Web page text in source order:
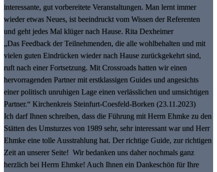
interessante, gut vorbereitete Veranstaltungen. Man lernt immer
wieder etwas Neues, ist beeindruckt vom Wissen der Referenten
und geht jedes Mal klüger nach Hause. Rita Dexheimer
„Das Feedback der Teilnehmenden, die alle wohlbehalten und mit
vielen guten Eindrücken wieder nach Hause zurückgekehrt sind,
ruft nach einer Fortsetzung. Mit Crossroads hatten wir einen
hervorragenden Partner mit erstklassigen Guides und angesichts
einer politisch unruhigen Lage einen verlässlichen und umsichtigen
Partner.“ Kirchenkreis Steinfurt-Coesfeld-Borken (23.11.2023)
Ich darf Ihnen schreiben, dass die Führung mit Herrn Ehmke zu den
Stätten des Umsturzes von 1989 sehr, sehr interessant war und Herr
Ehmke eine tolle Ausstrahlung hat. Der richtige Guide, zur richtigen
Zeit an unserer Seite! Wir bedanken uns daher nochmals ganz
herzlich bei Herrn Ehmke! Auch Ihnen ein Dankeschön für Ihre